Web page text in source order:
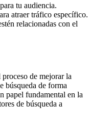
tu audiencia.
atraer tráfico específico.
relacionadas con el
de mejorar la
búsqueda de forma
papel fundamental en la
de búsqueda a